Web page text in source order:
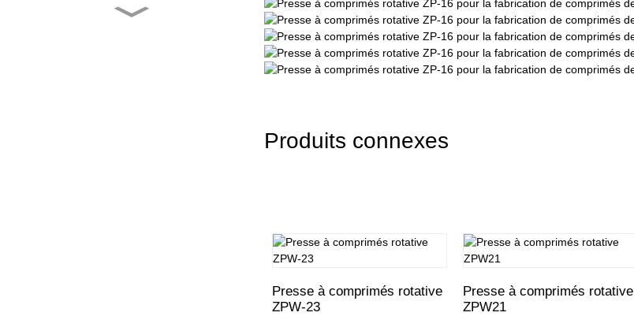
Presse à comprimés
Produits connexes
Presse à comprimés rotative
ZPW-23
Presse à comprimés rotative
ZPW21